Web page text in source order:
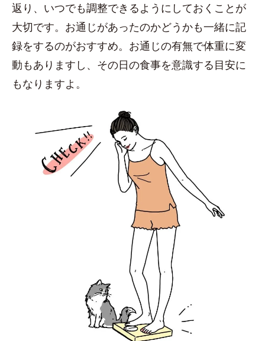
返り、いつでも調整できるようにしておくことが
大切です。お通じがあったのかどうかも一緒に記
録をするのがおすすめ。お通じの有無で体重に変
動もありますし、その日の食事を意識する目安に
もなりますよ。